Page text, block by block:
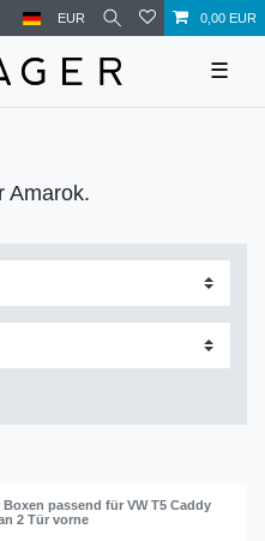
EUR 0,00 EUR
☰
Amarok.
passend für VW T5 Caddy
2 Tür vorne